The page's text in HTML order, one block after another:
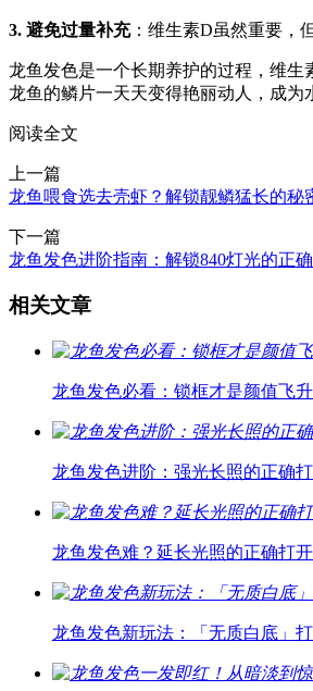
3. 避免过量补充：维生素D虽然重要，
龙鱼发色是一个长期养护的过程，维
龙鱼的鳞片一天天变得艳丽动人，成为
阅读全文
上一篇
龙鱼喂食选去壳虾？解锁靓鳞猛长的秘
下一篇
龙鱼发色进阶指南：解锁840灯光的正
相关文章
龙鱼发色必看：锁框才是颜值飞
龙鱼发色进阶：强光长照的正确
龙鱼发色难？延长光照的正确打
龙鱼发色新玩法：「无质白底」